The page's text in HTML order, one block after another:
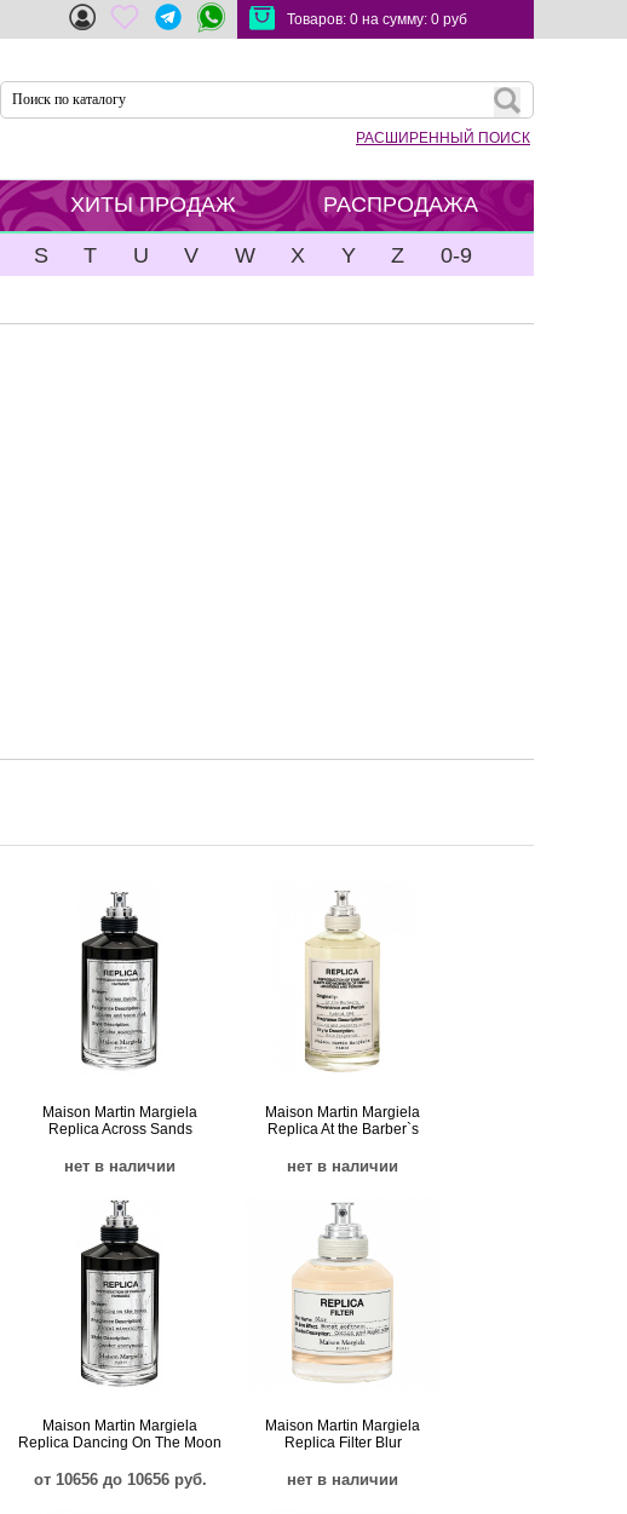
Товаров: 0 на сумму: 0 руб
РАСШИРЕННЫЙ ПОИСК
ХИТЫ ПРОДАЖ РАСПРОДАЖА
S T U V W X Y Z 0-9
Maison Martin Margiela
Replica Across Sands
нет в наличии
Maison Martin Margiela
Replica At the Barber`s
нет в наличии
Maison Martin Margiela
Replica Dancing On The Moon
от 10656 до 10656 руб.
Maison Martin Margiela
Replica Filter Blur
нет в наличии